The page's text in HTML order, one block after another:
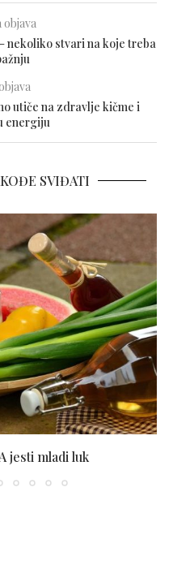
nekoliko stvari na koje treba
utiče na zdravlje kičme i
energiju
SVIĐATI
jesti mladi luk